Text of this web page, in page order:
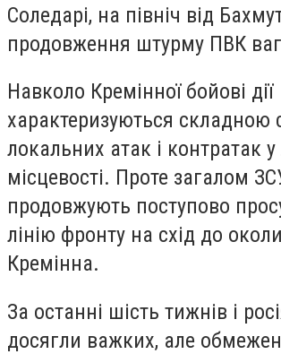
Соледарі, на північ від
продовження штурму ПВК
Навколо Кремінної бойові дії
характеризуються складною
локальних атак і контратак у
місцевості. Проте загалом
продовжують поступово
лінію фронту на схід до
Кремінна.
За останні шість тижнів і
досягли важких, але